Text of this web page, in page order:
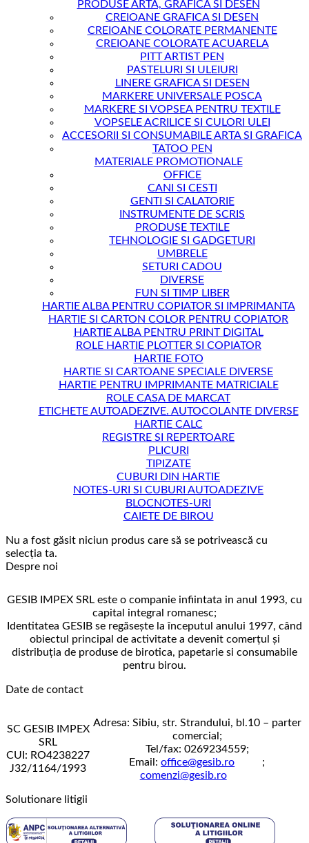
PRODUSE ARTA, GRAFICA SI DESEN
CREIOANE GRAFICA SI DESEN
CREIOANE COLORATE PERMANENTE
CREIOANE COLORATE ACUARELA
PITT ARTIST PEN
PASTELURI SI ULEIURI
LINERE GRAFICA SI DESEN
MARKERE UNIVERSALE POSCA
MARKERE SI VOPSEA PENTRU TEXTILE
VOPSELE ACRILICE SI CULORI ULEI
ACCESORII SI CONSUMABILE ARTA SI GRAFICA
TATOO PEN
MATERIALE PROMOTIONALE
OFFICE
CANI SI CESTI
GENTI SI CALATORIE
INSTRUMENTE DE SCRIS
PRODUSE TEXTILE
TEHNOLOGIE SI GADGETURI
UMBRELE
SETURI CADOU
DIVERSE
FUN SI TIMP LIBER
HARTIE ALBA PENTRU COPIATOR SI IMPRIMANTA
HARTIE SI CARTON COLOR PENTRU COPIATOR
HARTIE ALBA PENTRU PRINT DIGITAL
ROLE HARTIE PLOTTER SI COPIATOR
HARTIE FOTO
HARTIE SI CARTOANE SPECIALE DIVERSE
HARTIE PENTRU IMPRIMANTE MATRICIALE
ROLE CASA DE MARCAT
ETICHETE AUTOADEZIVE. AUTOCOLANTE DIVERSE
HARTIE CALC
REGISTRE SI REPERTOARE
PLICURI
TIPIZATE
CUBURI DIN HARTIE
NOTES-URI SI CUBURI AUTOADEZIVE
BLOCNOTES-URI
CAIETE DE BIROU
Nu a fost găsit niciun produs care să se potrivească cu
selecția ta.
Despre noi
GESIB IMPEX SRL este o companie infiintata in anul 1993, cu
capital integral romanesc;
Identitatea GESIB se regăseşte la începutul anului 1997, când
obiectul principal de activitate a devenit comerţul şi
distribuţia de produse de birotica, papetarie si consumabile
pentru birou.
Date de contact
SC GESIB IMPEX
SRL
CUI: RO4238227
J32/1164/1993
Adresa: Sibiu, str. Strandului, bl.10 – parter
comercial;
Tel/fax: 0269234559;
Email:office@gesib.ro
;
comenzi@gesib.ro
Solutionare litigii